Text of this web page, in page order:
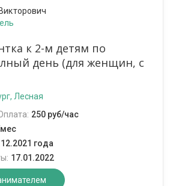
к 2-м детям по
день (для женщин, с
Лесная
250 руб/час
года
17.01.2022